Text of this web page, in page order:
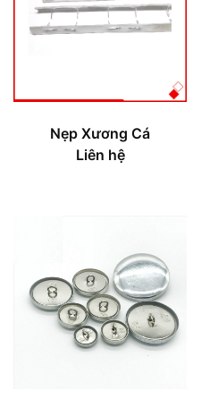
Nẹp Xương Cá
Liên hệ